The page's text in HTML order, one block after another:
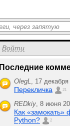
Войти
Последние
OlegL, 17
Перекличка 21
REDkiy, 8 июня
Как «замокать»
Python?
2